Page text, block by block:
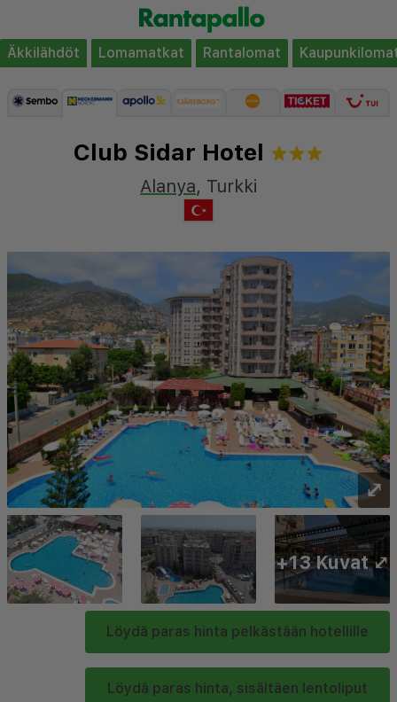
Äkkilähdöt Lomamatkat Rantalomat
Club Sidar Hotel
Alanya, Turkki
⤢
Löydä paras hinta pelkästään hotellille
Löydä paras hinta, sisältäen lentoliput
+13 Kuvat ⤢